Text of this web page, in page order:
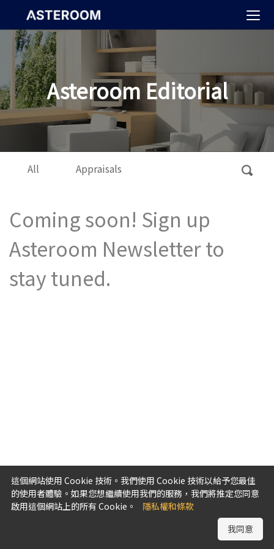
Asteroom Editorial
All Appraisals
Coming soon! Sign up
Asteroom Newsletter to
stay tuned.
這個網站使用 Cookie 技術。我們使用 Cookie 技術以給予您最佳
的使用者體驗。如果您想繼續使用我們的服務，我們將推定您同意
啟用這個網站上的所有 Cookie。
隱私權和條款
我同意